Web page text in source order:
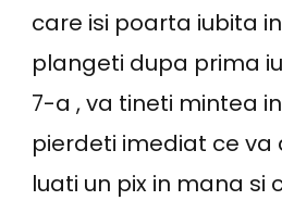
care isi poarta iubita
plangeti dupa prima
7-a , va tineti mintea
pierdeti imediat ce va
luati un pix in mana si